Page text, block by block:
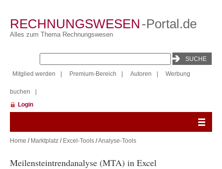
RECHNUNGSWESEN -Portal.de
Alles zum Thema Rechnungswesen
Mitglied werden Premium-Bereich Autoren Werbung
buchen
Login
Home / Marktplatz / Excel-Tools /Analyse-Tools
Meilensteintrendanalyse (MTA) in Excel